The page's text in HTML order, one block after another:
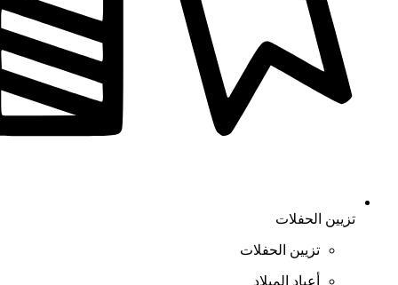
تزيين الحفلات
تزيين الحفلات
أعياد الميلاد